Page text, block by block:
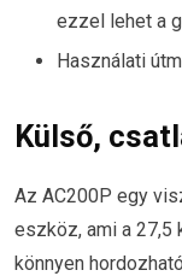
ezzel lehet a
Használati
Külső,
Az AC200P egy
eszköz, ami a 27,5
könnyen